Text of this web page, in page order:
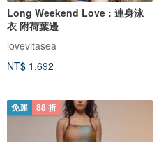
Long Weekend Love : 連身泳
衣 附荷葉邊
lovevitasea
NT$ 1,692
免運 88 折